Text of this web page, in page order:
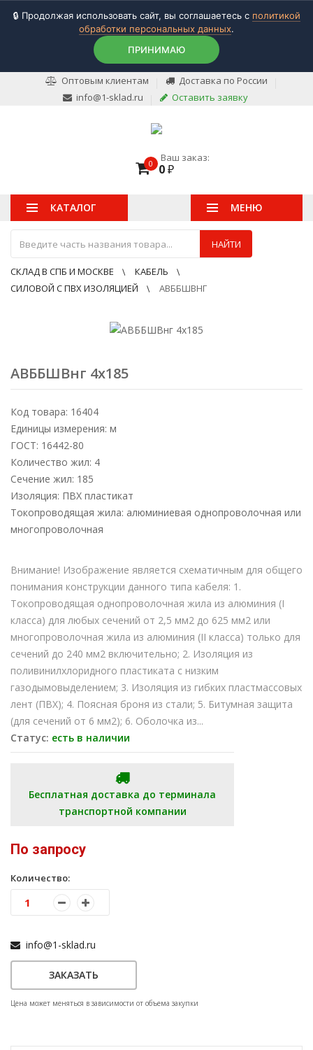
🔒 Продолжая использовать сайт, вы соглашаетесь с политикой
обработки персональных данных.
ПРИНИМАЮ
Оптовым клиентам
Доставка по России
info@1-sklad.ru
Оставить заявку
0 Ваш заказ:
0 ₽
КАТАЛОГ
НАЙТИ
МЕНЮ
СКЛАД В СПБ И МОСКВЕ
КАБЕЛЬ
СИЛОВОЙ С ПВХ ИЗОЛЯЦИЕЙ
АВББШВНГ
АВББШВнг 4х185
Код товара: 16404
Единицы измерения: м
ГОСТ: 16442-80
Количество жил: 4
Сечение жил: 185
Изоляция: ПВХ пластикат
Токопроводящая жила: алюминиевая однопроволочная или
многопроволочная
Внимание! Изображение является схематичным для общего
понимания конструкции данного типа кабеля: 1.
Токопроводящая однопроволочная жила из алюминия (I
класса) для любых сечений от 2,5 мм2 до 625 мм2 или
многопроволочная жила из алюминия (II класса) только для
сечений до 240 мм2 включительно; 2. Изоляция из
поливинилхлоридного пластиката с низким
газодымовыделением; 3. Изоляция из гибких пластмассовых
лент (ПВХ); 4. Поясная броня из стали; 5. Битумная защита
(для сечений от 6 мм2); 6. Оболочка из...
Статус: есть в наличии
Бесплатная доставка до терминала
транспортной компании
По запросу
Количество:
info@1-sklad.ru
ЗАКАЗАТЬ
Цена может меняться в зависимости от объема закупки